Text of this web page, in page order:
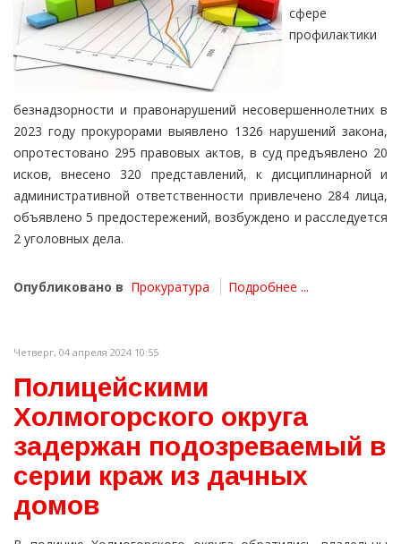
сфере
профилактики
безнадзорности и правонарушений несовершеннолетних в
2023 году прокурорами выявлено 1326 нарушений закона,
опротестовано 295 правовых актов, в суд предъявлено 20
исков, внесено 320 представлений, к дисциплинарной и
административной ответственности привлечено 284 лица,
объявлено 5 предостережений, возбуждено и расследуется
2 уголовных дела.
Опубликовано в Прокуратура Подробнее ...
Четверг, 04 апреля 2024 10:55
Полицейскими
Холмогорского округа
задержан подозреваемый в
серии краж из дачных
домов